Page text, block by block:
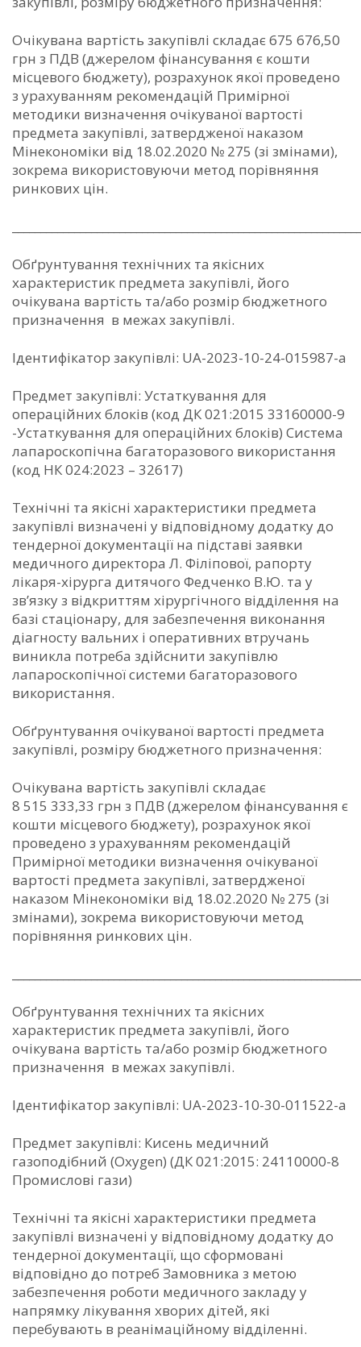
Очікувана вартість закупівлі складає 675 676,50
грн з ПДВ (джерелом фінансування є кошти
місцевого бюджету), розрахунок якої проведено
з урахуванням рекомендацій Примірної
методики визначення очікуваної вартості
предмета закупівлі, затвердженої наказом
Мінекономіки від 18.02.2020 № 275 (зі змінами),
зокрема використовуючи метод порівняння
ринкових цін.
Обґрунтування технічних та якісних
характеристик предмета закупівлі, його
очікувана вартість та/або розмір бюджетного
призначення в межах закупівлі.
Ідентифікатор закупівлі: UA-2023-10-24-015987-a
Предмет закупівлі: Устаткування для
операційних блоків (код ДК 021:2015 33160000-9
-Устаткування для операційних блоків) Система
лапароскопічна багаторазового використання
(код НК 024:2023 – 32617)
Технічні та якісні характеристики предмета
закупівлі визначені у відповідному додатку до
тендерної документації на підставі заявки
медичного директора Л. Філіпової, рапорту
лікаря-хірурга дитячого Федченко В.Ю. та у
зв’язку з відкриттям хірургічного відділення на
базі стаціонару, для забезпечення виконання
діагносту вальних і оперативних втручань
виникла потреба здійснити закупівлю
лапароскопічної системи багаторазового
використання.
Обґрунтування очікуваної вартості предмета
закупівлі, розміру бюджетного призначення:
Очікувана вартість закупівлі складає
8 515 333,33 грн з ПДВ (джерелом фінансування є
кошти місцевого бюджету), розрахунок якої
проведено з урахуванням рекомендацій
Примірної методики визначення очікуваної
вартості предмета закупівлі, затвердженої
наказом Мінекономіки від 18.02.2020 № 275 (зі
змінами), зокрема використовуючи метод
порівняння ринкових цін.
Обґрунтування технічних та якісних
характеристик предмета закупівлі, його
очікувана вартість та/або розмір бюджетного
призначення в межах закупівлі.
Ідентифікатор закупівлі: UA-2023-10-30-011522-a
Предмет закупівлі: Кисень медичний
газоподібний (Oxygen) (ДК 021:2015: 24110000-8
Промислові гази)
Технічні та якісні характеристики предмета
закупівлі визначені у відповідному додатку до
тендерної документації, що сформовані
відповідно до потреб Замовника з метою
забезпечення роботи медичного закладу у
напрямку лікування хворих дітей, які
перебувають в реанімаційному відділенні.